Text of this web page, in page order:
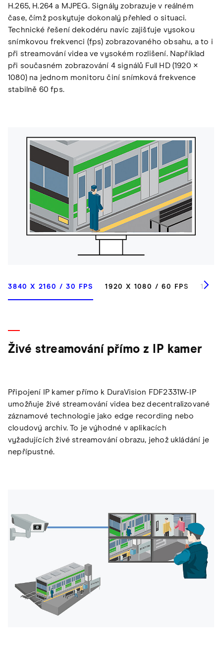
H.265, H.264 a MJPEG. Signály zobrazuje v reálném
čase, čímž poskytuje dokonalý přehled o situaci.
Technické řešení dekodéru navíc zajišťuje vysokou
snímkovou frekvenci (fps) zobrazovaného obsahu, a to i
při streamování videa ve vysokém rozlišení. Například
při současném zobrazování 4 signálů Full HD (1920 ×
1080) na jednom monitoru činí snímková frekvence
stabilně 60 fps.
3840 X 2160 / 30 FPS 1920 X 1080 / 60 FPS 1920
Živé streamování přímo z IP kamer
Připojení IP kamer přímo k DuraVision FDF2331W-IP
umožňuje živé streamování videa bez decentralizované
záznamové technologie jako edge recording nebo
cloudový archiv. To je výhodné v aplikacích
vyžadujících živé streamování obrazu, jehož ukládání je
nepřípustné.